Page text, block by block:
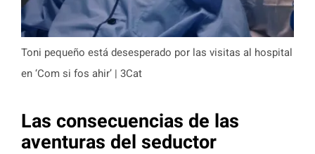
Toni pequeño está desesperado por las visitas al hospital
en ‘Com si fos ahir’ | 3Cat
Las consecuencias de las
aventuras del seductor